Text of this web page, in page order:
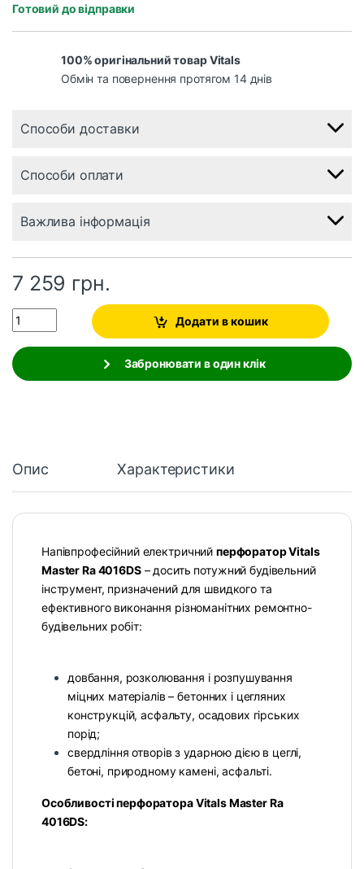
Готовий до відправки
100% оригінальний товар Vitals
Обмін та повернення протягом 14 днів
Способи доставки
Способи оплати
Важлива інформація
7 259 грн.
Quantity
Додати в кошик
Забронювати в один клік
Опис Характеристики
Напівпрофесійний електричний перфоратор Vitals
Master Ra 4016DS– досить потужний будівельний
інструмент, призначений для швидкого та
ефективного виконання різноманітних ремонтно-
будівельних робіт:
довбання, розколювання і розпушування
міцних матеріалів – бетонних і цегляних
конструкцій, асфальту, осадових гірських
порід;
свердління отворів з ударною дією в цеглі,
бетоні, природному камені, асфальті.
Особливості перфоратора Vitals Master Ra
4016DS: